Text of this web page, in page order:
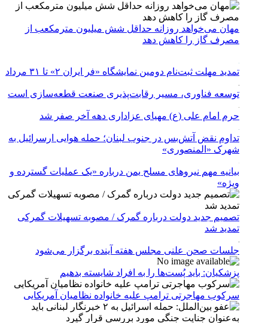
مهان می‌خواهد روزانه حداقل شش میلیون مترمکعب از
مصرف گاز را کاهش دهد
تمدید مهلت ثبت‌نام دومین نمایشگاه «فر ایران ۲» تا ۳۱ مرداد
توسعه فناوری، مسیر رقابت‌پذیری صنعت قطعه‌سازی است
حرم امام علی (ع) مهیای عزاداری دهه آخر صفر شد
تداوم نقض آتش‌بس در جنوب لبنان؛ حمله هوایی ارسرائیل به
شهرک «المنصوری»
بیانیه مهم نیروهای مسلح یمن درباره «یک عملیات گسترده و
ویژه»
تصمیم جدید دولت درباره گمرک / مصوبه تسهیلات گمرکی
تمدید شد
جلسات صحن علنی مجلس هفته آینده برگزار می‌شود
پزشکیان: باید پُست‌ها را به افراد شایسته بدهیم
سرکوب مهاجرتی ترامپ علیه خانواده نظامیان آمریکایی